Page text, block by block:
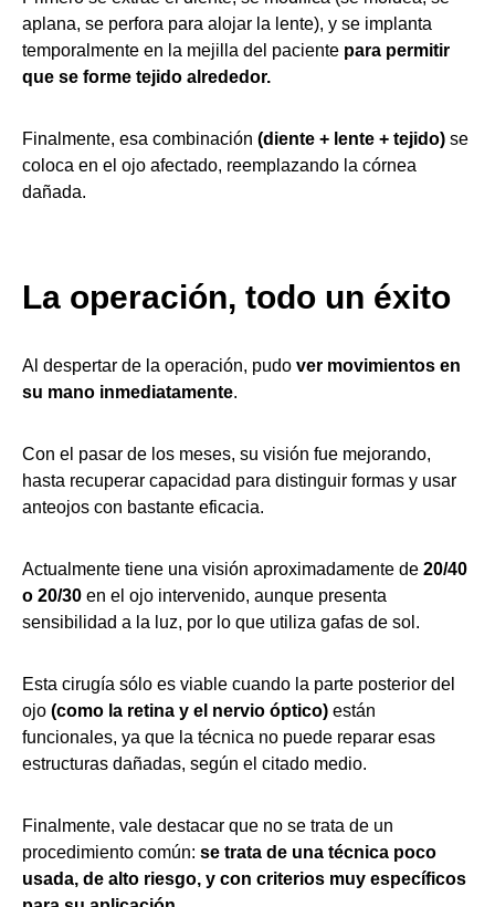
aplana, se perfora para alojar la lente), y se implanta
temporalmente en la mejilla del paciente para permitir
que se forme tejido alrededor.
Finalmente, esa combinación (diente + lente + tejido) se
coloca en el ojo afectado, reemplazando la córnea
dañada.
La operación, todo un éxito
Al despertar de la operación, pudo ver movimientos en
su mano inmediatamente.
Con el pasar de los meses, su visión fue mejorando,
hasta recuperar capacidad para distinguir formas y usar
anteojos con bastante eficacia.
Actualmente tiene una visión aproximadamente de 20/40
o 20/30 en el ojo intervenido, aunque presenta
sensibilidad a la luz, por lo que utiliza gafas de sol.
Esta cirugía sólo es viable cuando la parte posterior del
ojo (como la retina y el nervio óptico) están
funcionales, ya que la técnica no puede reparar esas
estructuras dañadas, según el citado medio.
Finalmente, vale destacar que no se trata de un
procedimiento común: se trata de una técnica poco
usada, de alto riesgo, y con criterios muy específicos